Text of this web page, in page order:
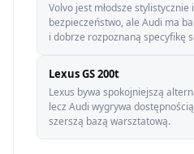
Volvo jest młodsze stylistycznie
bezpieczeństwo, ale Audi ma
i dobrze rozpoznaną specyfikę
Lexus GS 200t
Lexus bywa spokojniejszą
lecz Audi wygrywa
szerszą bazą warsztatową.